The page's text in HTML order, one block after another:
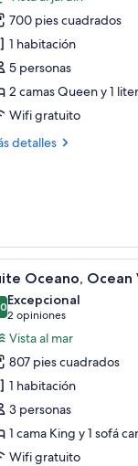
700 pies cuadrados
1 habitación
5 personas
2 camas Queen y 1
Wifi gratuito
detalles
cuadro abstracto azul
alta calidad y minibar
6 Oceano, Ocean
de 10
Excepcional
2 opiniones
(2
opiniones)
Vista al mar
807 pies cuadrados
1 habitación
3 personas
1 cama King y 1 sofá
Wifi gratuito